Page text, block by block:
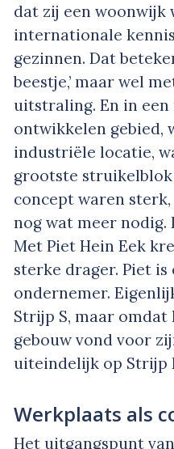
dat zij een woonwijk
internationale
gezinnen. Dat
beestje,’ maar wel
uitstraling. En in
ontwikkelen gebied,
industriële locatie,
grootste struikelblok
concept waren
nog wat meer nodig.
Met Piet Hein Eek
sterke drager. Piet
ondernemer.
Strijp S, maar omdat
gebouw vond voor
uiteindelijk op Strijp
Werkplaats als
Het uitgangspunt